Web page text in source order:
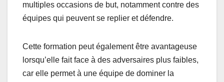
multiples occasions de but, notamment contre des
équipes qui peuvent se replier et défendre.
Cette formation peut également être avantageuse
lorsqu’elle fait face à des adversaires plus faibles,
car elle permet à une équipe de dominer la